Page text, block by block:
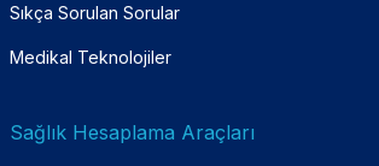
Sıkça Sorulan Sorular
Medikal Teknolojiler
Sağlık Hesaplama Araçları